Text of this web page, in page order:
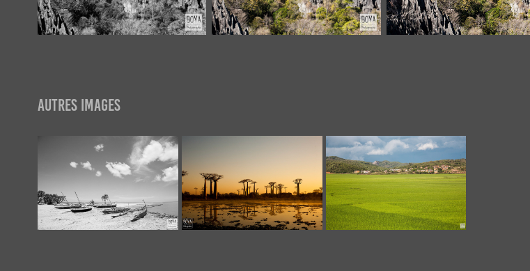
AUTRES IMAGES
Mer et Fleuves Baobab Rizières